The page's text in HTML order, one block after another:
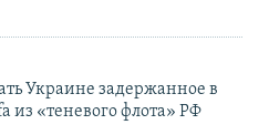
Украине задержанное в
из «теневого флота» РФ